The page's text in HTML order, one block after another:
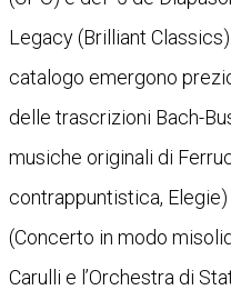
Legacy (Brilliant
catalogo emergono
delle trascrizioni Bach-
musiche originali di
contrappuntistica,
(Concerto in modo
Carulli e l’Orchestra di